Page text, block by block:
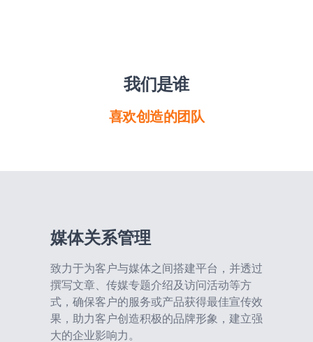
我们是谁
喜欢创造的团队
媒体关系管理
致力于为客户与媒体之间搭建平台，并透过
撰写文章、传媒专题介绍及访问活动等方
式，确保客户的服务或产品获得最佳宣传效
果，助力客户创造积极的品牌形象，建立强
大的企业影响力。